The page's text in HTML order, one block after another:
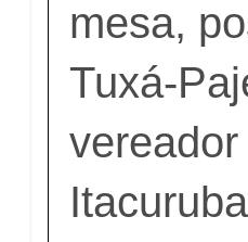
mesa,
Tuxá-